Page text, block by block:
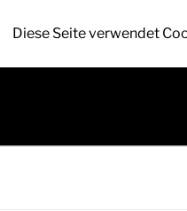
Inhalt
Diese Seite verwendet